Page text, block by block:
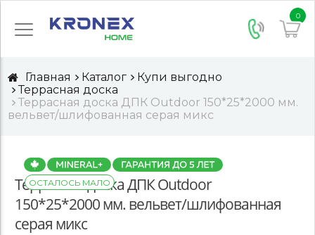
0
Главная Каталог
Купи выгодно
Террасная доска
Террасная доска ДПК Outdoor 150*25*2000 мм.
вельвет/шлифованная серая микс
ОСТАЛОСЬ МАЛО
Террасная доска ДПК Outdoor
150*25*2000 мм. вельвет/шлифованная
серая микс